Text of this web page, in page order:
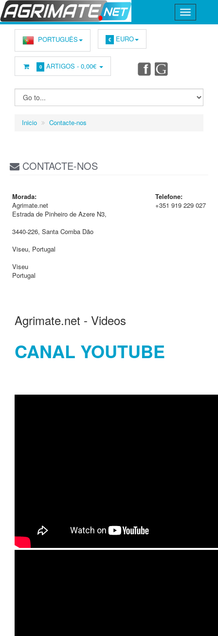
PORTUGUÊS € EURO
0 ARTIGOS -0,00€
Inicio Contacte-nos
CONTACTE-NOS
Morada:
Agrimate.net
Estrada de Pinheiro de Azere N3,
3440-226, Santa Comba Dão
Viseu, Portugal
Viseu
Portugal
Telefone:
+351 919 229 027
Agrimate.net - Videos
CANAL YOUTUBE